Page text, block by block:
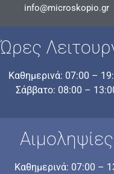
info@microskopio.gr
Ώρες
Καθημερινά: 07:00 –
Σάββατο: 08:00 –
Αιμοληψίες
Καθημερινά: 07:00 –